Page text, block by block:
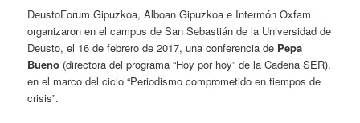
DeustoForum Gipuzkoa, Alboan Gipuzkoa e Intermón Oxfam
organizaron en el campus de San Sebastián de la Universidad de
Deusto, el 16 de febrero de 2017, una conferencia de Pepa
Bueno (directora del programa “Hoy por hoy” de la Cadena SER),
en el marco del ciclo “Periodismo comprometido en tiempos de
crisis”.